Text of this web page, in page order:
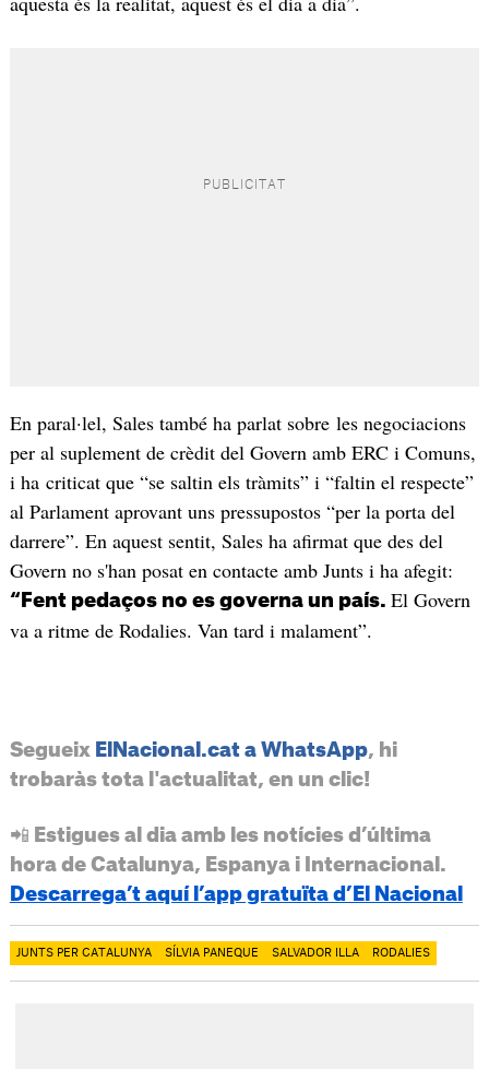
En paral·lel, Sales també ha parlat sobre les negociacions
per al suplement de crèdit del Govern amb ERC i Comuns,
i ha criticat que “se saltin els tràmits” i “faltin el respecte”
al Parlament aprovant uns pressupostos “per la porta del
darrere”. En aquest sentit, Sales ha afirmat que des del
Govern no s'han posat en contacte amb Junts i ha afegit:
“Fent pedaços no es governa un país. El Govern
va a ritme de Rodalies. Van tard i malament”.
Segueix ElNacional.cat a WhatsApp, hi
trobaràs tota l'actualitat, en un clic!
📲 Estigues al dia amb les notícies d’última
hora de Catalunya, Espanya i Internacional.
Descarrega’t aquí l’app gratuïta d’El Nacional
JUNTS PER CATALUNYA SÍLVIA PANEQUE SALVADOR ILLA RODALIES